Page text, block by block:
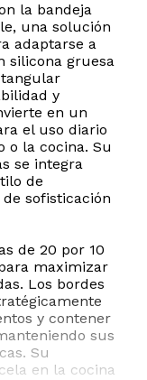
la bandeja
una solución
adaptarse a
silicona gruesa
y
en un
el uso diario
o la cocina. Su
se integra
de
sofisticación
de 20 por 10
maximizar
Los bordes
y contener
sus
Su
en la cocina